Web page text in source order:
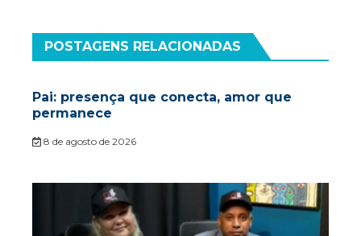
POSTAGENS RELACIONADAS
Pai: presença que conecta, amor que
permanece
8 de agosto de 2026